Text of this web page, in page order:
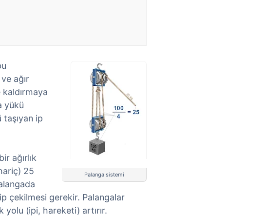
Palanga sistemi
ağır
yükü
taşıyan ip
ağırlık
25
çekilmesi gerekir. Palangalar
yolu (ipi, hareketi) artırır.